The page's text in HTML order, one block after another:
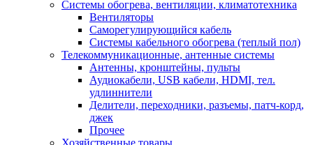
Системы обогрева, вентиляции, климатотехника
Вентиляторы
Саморегулирующийся кабель
Системы кабельного обогрева (теплый пол)
Телекоммуникационные, антенные системы
Антенны, кронштейны, пульты
Аудиокабели, USB кабели, HDMI, тел.
удлиннители
Делители, переходники, разъемы, патч-корд,
джек
Прочее
Хозяйственные товары